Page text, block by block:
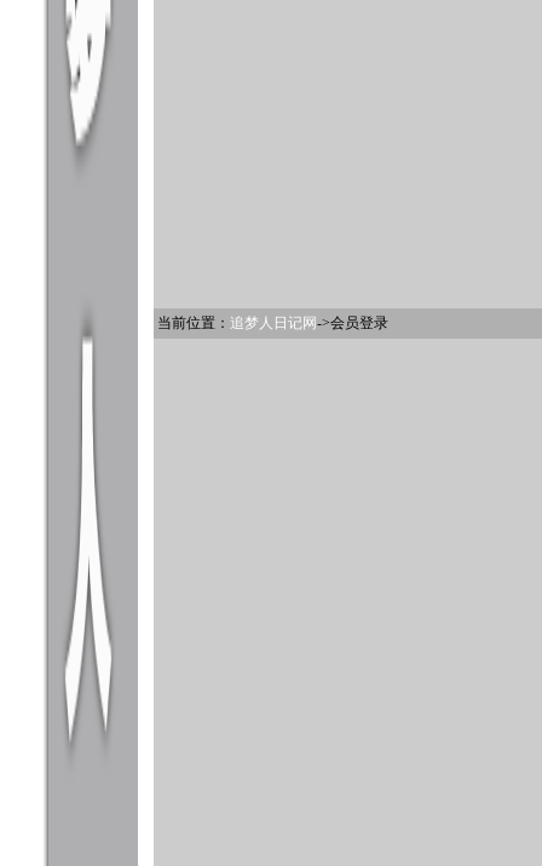
当前位置： 追梦人日记网->会员登录